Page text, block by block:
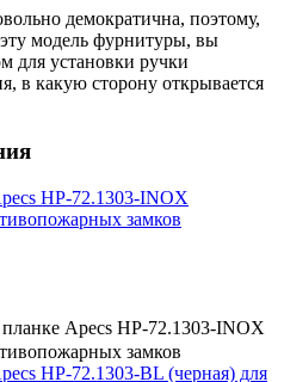
демократична, поэтому,
модель фурнитуры, вы
для установки ручки
в какую сторону открывается
Apecs HP-72.1303-INOX
замков